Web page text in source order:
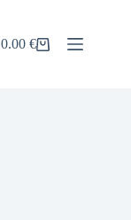
Pirkinių
0.00€